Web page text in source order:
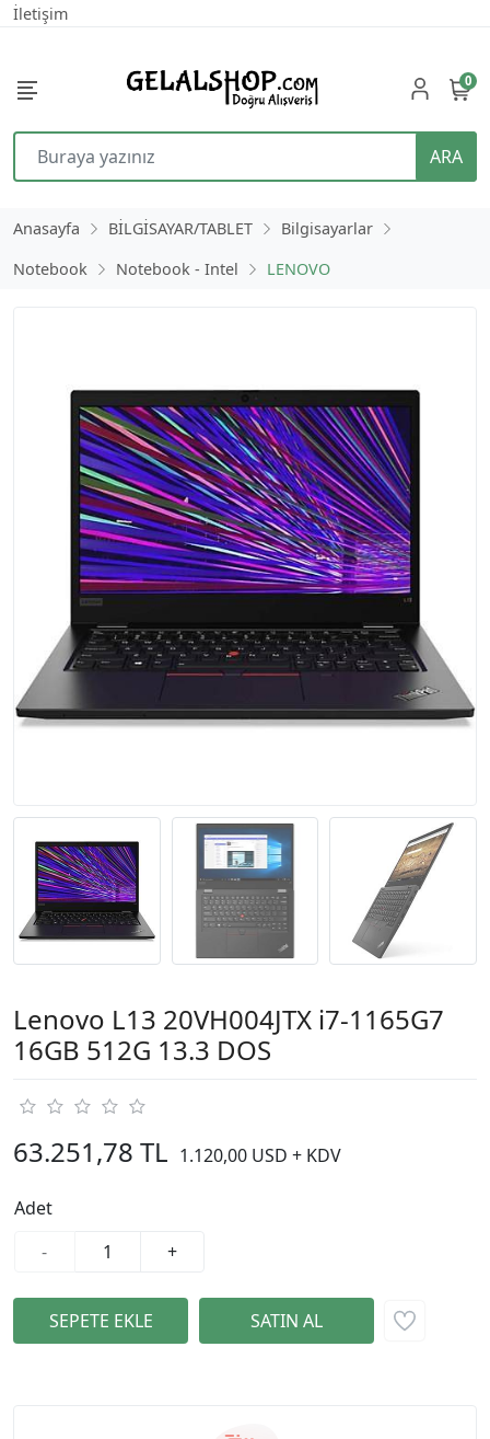
İletişim
ARA
0
Anasayfa BİLGİSAYAR/TABLET
Bilgisayarlar
Notebook
Notebook - Intel LENOVO
Lenovo L13 20VH004JTX i7-1165G7
16GB 512G 13.3 DOS
63.251,78 TL 1.120,00 USD + KDV
Adet
-
+